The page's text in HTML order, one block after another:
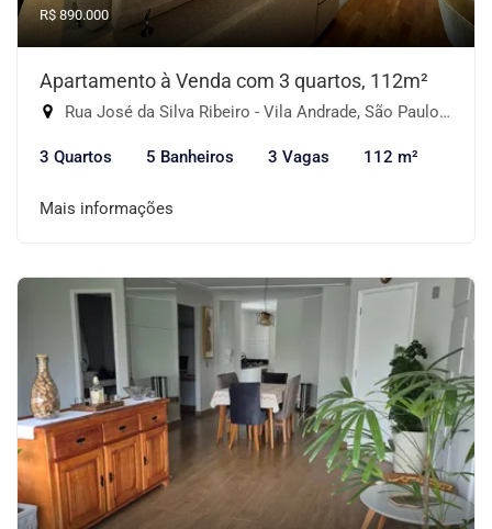
R$ 890.000
Apartamento à Venda com 3 quartos, 112m²
Rua José da Silva Ribeiro - Vila Andrade, São Paulo-SP
3 Quartos 5 Banheiros 3 Vagas 112 m²
Mais informações